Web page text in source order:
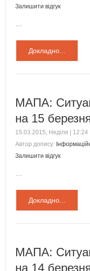
Залишити відгук
Докладно...
МАПА:
на 15
15.03.2015, Неділя | 12:24
Автор допису:
Залишити відгук
Докладно...
МАПА:
на 14